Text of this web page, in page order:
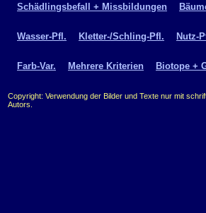
Schädlingsbefall + Missbildungen
Wasser-Pfl. Kletter-/Schling-Pfl. Nutz-
Farb-Var. Mehrere Kriterien Biotope +
Copyright: Verwendung der Bilder und Texte nur mit
Autors.